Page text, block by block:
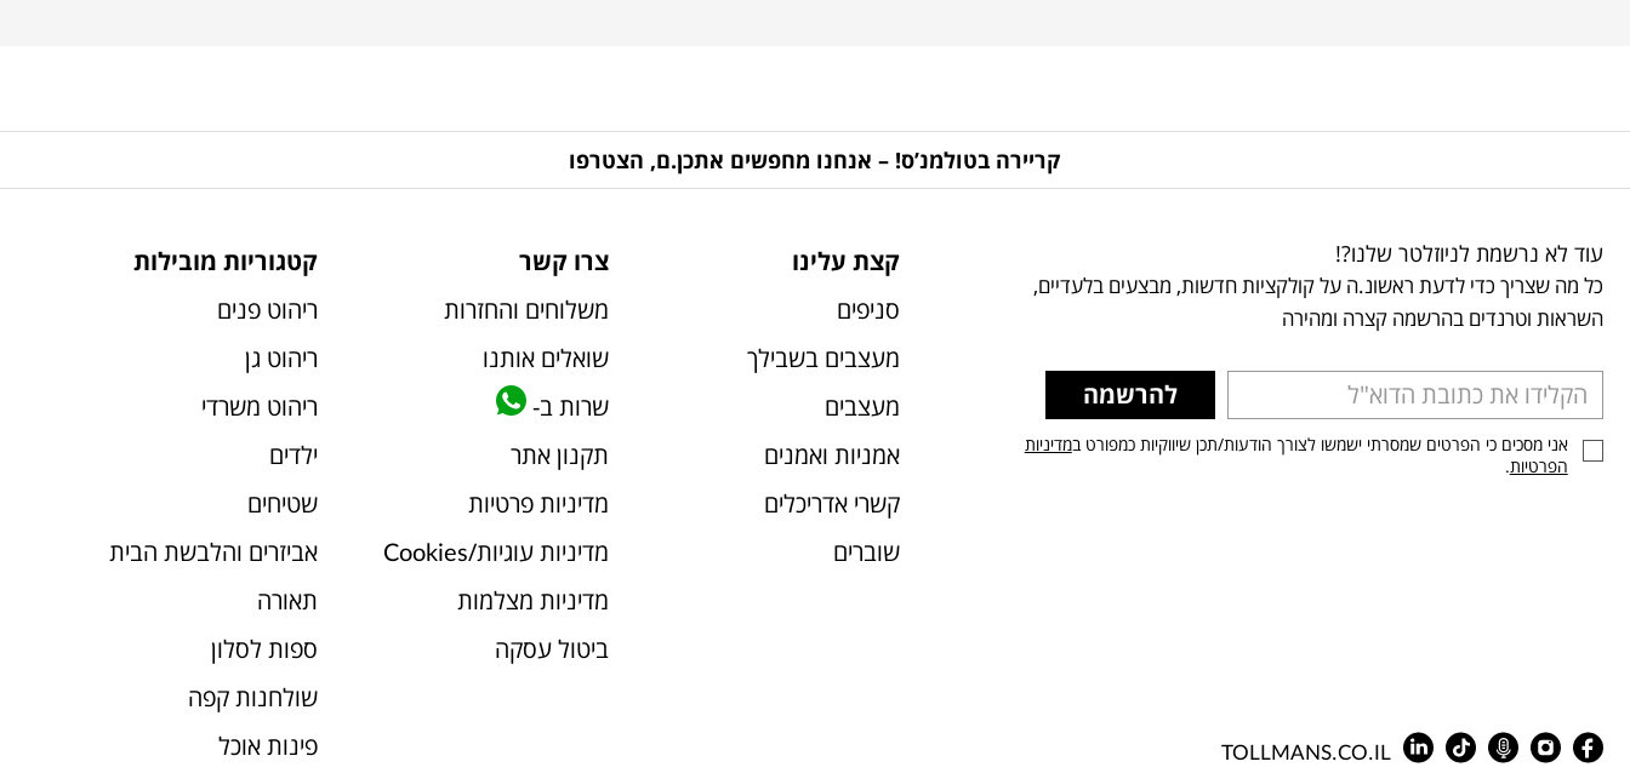
קריירה בטולמנ’ס! – אנחנו מחפשים אתכן.ם, הצטרפו
עוד לא נרשמת לניוזלטר שלנו?!
כל מה שצריך כדי לדעת ראשונ.ה על קולקציות חדשות, מבצעים בלעדיים,
השראות וטרנדים בהרשמה קצרה ומהירה
להרשמה
אני מסכים כי הפרטים שמסרתי ישמשו לצורך הודעות/תכן שיווקיות כמפורט במדיניות
הפרטיות.
TOLLMANS.CO.IL
קצת עלינו
סניפים
מעצבים בשבילך
מעצבים
אמניות ואמנים
קשרי אדריכלים
שוברים
צרו קשר
משלוחים והחזרות
שואלים אותנו
שרות ב-
תקנון אתר
מדיניות פרטיות
מדיניות עוגיות/Cookies
מדיניות מצלמות
ביטול עסקה
קטגוריות מובילות
ריהוט פנים
ריהוט גן
ריהוט משרדי
ילדים
שטיחים
אביזרים והלבשת הבית
תאורה
ספות לסלון
שולחנות קפה
פינות אוכל